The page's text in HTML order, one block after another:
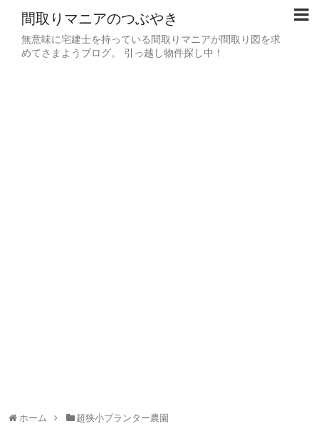
間取りマニアのつぶやき
無意味に宅建士を持っている間取りマニアが間取り図を求
めてさまようブログ。 引っ越し物件探し中！
ホーム 超狭小プランター農園